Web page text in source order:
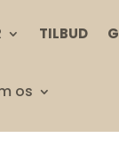
TILBUD
os